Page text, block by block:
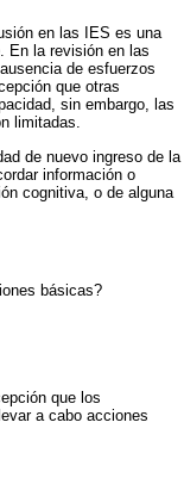
en las IES es una
En la revisión en las
de esfuerzos
que otras
sin embargo, las
limitadas.
de nuevo ingreso de la
información o
cognitiva, o de alguna
básicas?
que los
a cabo acciones